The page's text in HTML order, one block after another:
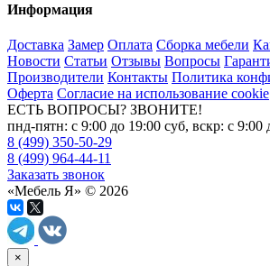
Информация
Доставка Замер Оплата Сборка мебели
Новости Статьи Отзывы Вопросы
Производители Контакты Политика
Оферта Согласие на использование cookie
ЕСТЬ ВОПРОСЫ? ЗВОНИТЕ!
пнд-пятн: с 9:00 до 19:00 суб, вскр: с 9:00
8 (499) 350-50-29
8 (499) 964-44-11
Заказать звонок
«Мебель Я» © 2026
×